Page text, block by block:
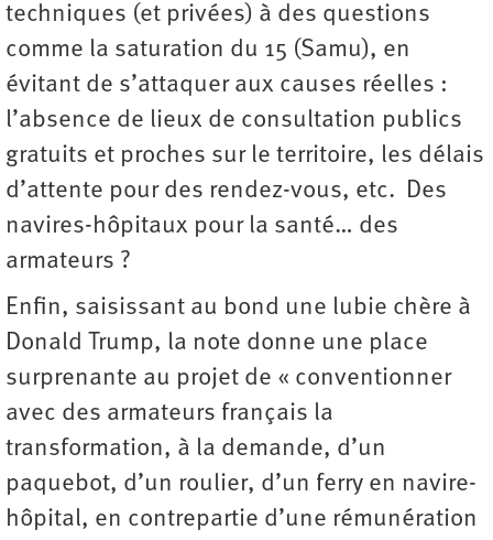
techniques (et privées) à des questions
comme la saturation du 15 (Samu), en
évitant de s’attaquer aux causes réelles :
l’absence de lieux de consultation publics
gratuits et proches sur le territoire, les délais
d’attente pour des rendez-vous, etc. Des
navires-hôpitaux pour la santé… des
armateurs ?
Enfin, saisissant au bond une lubie chère à
Donald Trump, la note donne une place
surprenante au projet de « conventionner
avec des armateurs français la
transformation, à la demande, d’un
paquebot, d’un roulier, d’un ferry en navire-
hôpital, en contrepartie d’une rémunération